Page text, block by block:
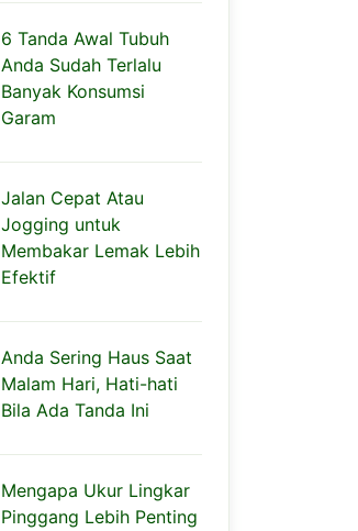
6 Tanda Awal Tubuh
Anda Sudah Terlalu
Banyak Konsumsi
Garam
Jalan Cepat Atau
Jogging untuk
Membakar Lemak Lebih
Efektif
Anda Sering Haus Saat
Malam Hari, Hati-hati
Bila Ada Tanda Ini
Mengapa Ukur Lingkar
Pinggang Lebih Penting